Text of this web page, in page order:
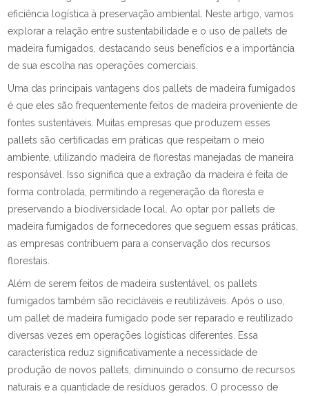
eficiência logística à preservação ambiental. Neste artigo, vamos
explorar a relação entre sustentabilidade e o uso de pallets de
madeira fumigados, destacando seus benefícios e a importância
de sua escolha nas operações comerciais.
Uma das principais vantagens dos pallets de madeira fumigados
é que eles são frequentemente feitos de madeira proveniente de
fontes sustentáveis. Muitas empresas que produzem esses
pallets são certificadas em práticas que respeitam o meio
ambiente, utilizando madeira de florestas manejadas de maneira
responsável. Isso significa que a extração da madeira é feita de
forma controlada, permitindo a regeneração da floresta e
preservando a biodiversidade local. Ao optar por pallets de
madeira fumigados de fornecedores que seguem essas práticas,
as empresas contribuem para a conservação dos recursos
florestais.
Além de serem feitos de madeira sustentável, os pallets
fumigados também são recicláveis e reutilizáveis. Após o uso,
um pallet de madeira fumigado pode ser reparado e reutilizado
diversas vezes em operações logísticas diferentes. Essa
característica reduz significativamente a necessidade de
produção de novos pallets, diminuindo o consumo de recursos
naturais e a quantidade de resíduos gerados. O processo de